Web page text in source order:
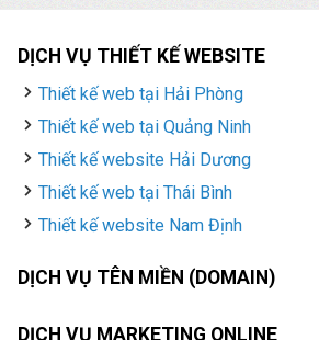
DỊCH VỤ THIẾT KẾ WEBSITE
Thiết kế web tại Hải Phòng
Thiết kế web tại Quảng Ninh
Thiết kế website Hải Dương
Thiết kế web tại Thái Bình
Thiết kế website Nam Định
DỊCH VỤ TÊN MIỀN (DOMAIN)
DỊCH VỤ MARKETING ONLINE